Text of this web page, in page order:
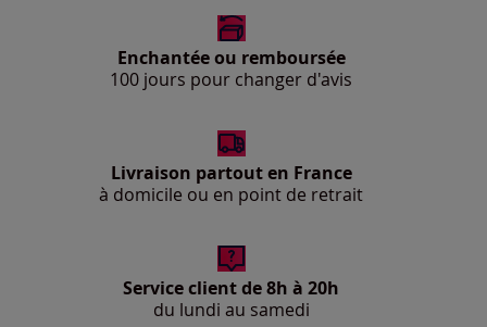
Enchantée ou remboursée
100 jours pour changer d'avis
Livraison partout en France
à domicile ou en point de retrait
Service client de 8h à 20h
du lundi au samedi